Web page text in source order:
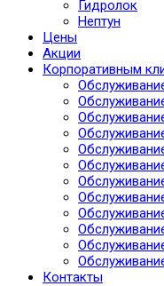
Гидролок
Нептун
Цены
Акции
Корпоративным
Контакты